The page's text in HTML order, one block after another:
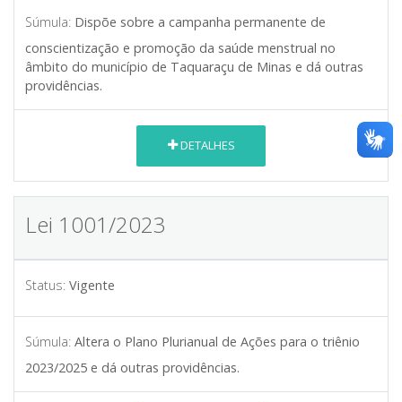
Súmula: Dispõe sobre a campanha permanente de
conscientização e promoção da saúde menstrual no
âmbito do município de Taquaraçu de Minas e dá outras
providências.
DETALHES
Lei 1001/2023
Status: Vigente
Súmula: Altera o Plano Plurianual de Ações para o triênio
2023/2025 e dá outras providências.